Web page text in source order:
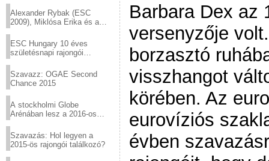
Alexander Rybak (ESC
2009), Miklósa Erika és a
sztárjai a Margitszigeten
ESC Hungary 10 éves
születésnapi rajongói
Szavazz: OGAE Second
Chance 2015
A stockholmi Globe
Arénában lesz a 2016-os
Szavazás: Hol legyen a
2015-ös rajongói találkozó?
Barbara Dex az
versenyzője
borzasztó
visszhangot
körében. Az
eurovíziós
évben